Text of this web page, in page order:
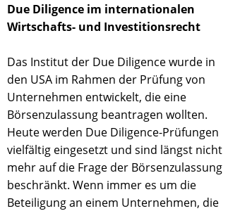
Due Diligence im internationalen
Wirtschafts- und Investitionsrecht
Das Institut der Due Diligence wurde in
den USA im Rahmen der Prüfung von
Unternehmen entwickelt, die eine
Börsenzulassung beantragen wollten.
Heute werden Due Diligence-Prüfungen
vielfältig eingesetzt und sind längst nicht
mehr auf die Frage der Börsenzulassung
beschränkt. Wenn immer es um die
Beteiligung an einem Unternehmen, die